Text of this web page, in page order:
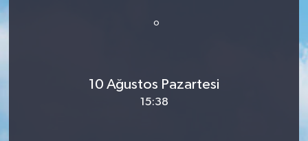
°
10 Ağustos Pazartesi
15:38